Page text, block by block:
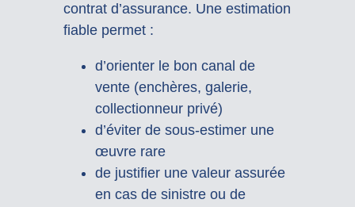
contrat d’assurance. Une estimation
fiable permet :
d’orienter le bon canal de
vente (enchères, galerie,
collectionneur privé)
d’éviter de sous-estimer une
œuvre rare
de justifier une valeur assurée
en cas de sinistre ou de